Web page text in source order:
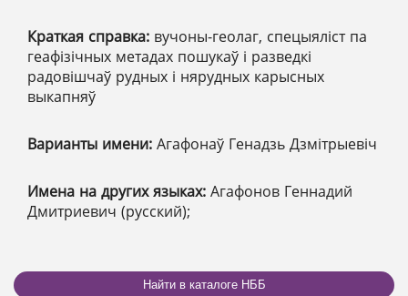
Краткая справка: вучоны-геолаг, спецыяліст па
геафізічных метадах пошукаў і разведкі
радовішчаў рудных і нярудных карысных
выкапняў
Варианты имени: Агафонаў Генадзь Дзмітрыевіч
Имена на других языках: Агафонов Геннадий
Дмитриевич (русский);
Найти в каталоге НББ